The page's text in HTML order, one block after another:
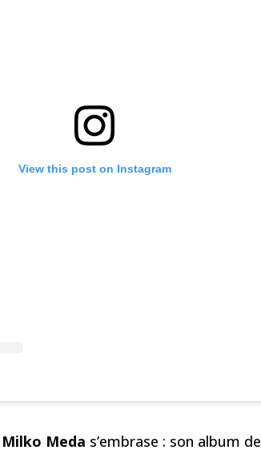
View this post on Instagram
Milko Meda s’embrase : son album de